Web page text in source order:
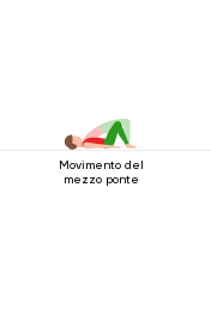
Movimento del
mezzo ponte